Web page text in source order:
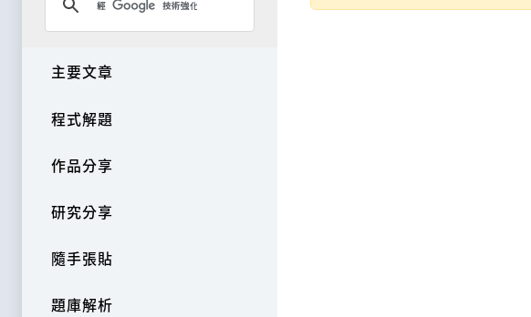
主要文章
程式解題
作品分享
研究分享
隨手張貼
題庫解析